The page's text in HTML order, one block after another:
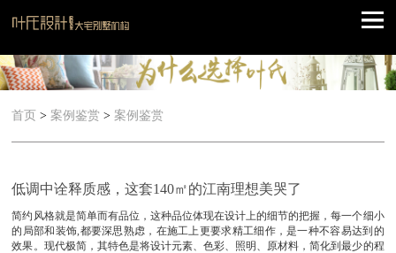
首页 >案例鉴赏 >案例鉴赏
低调中诠释质感，这套140㎡的江南理想美哭了
简约风格就是简单而有品位，这种品位体现在设计上的细节的把握，每一个细小
的局部和装饰,都要深思熟虑，在施工上更要求精工细作，是一种不容易达到的
效果。现代极简，其特色是将设计元素、色彩、照明、原材料，简化到最少的程